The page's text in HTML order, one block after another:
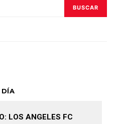
BUSCAR
DÍA
LOS ANGELES FC